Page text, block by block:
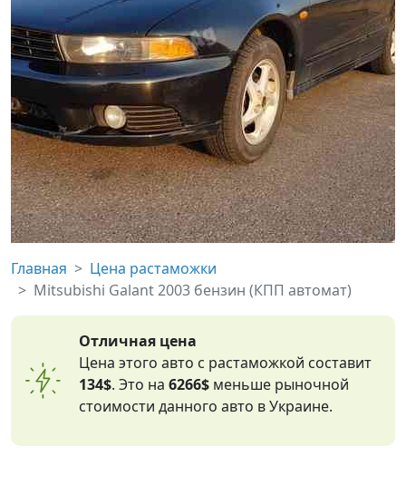
Главная
Цена растаможки
Mitsubishi Galant 2003 бензин (КПП автомат)
Отличная цена
Цена этого авто с растаможкой составит
134$. Это на6266$ меньше рыночной
стоимости данного авто в Украине.